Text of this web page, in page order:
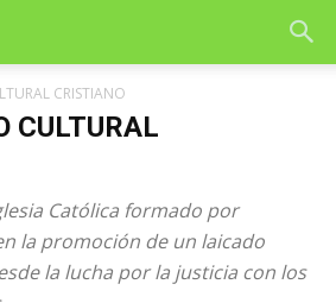
CRISTIANO
CULTURAL
Católica formado por
la promoción de un laicado
la lucha por la justicia con los
que se hace Cultura